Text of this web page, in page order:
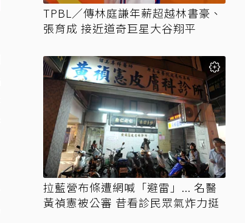
TPBL／傳林庭謙年薪超越林書豪、
張育成 接近道奇巨星大谷翔平
拉藍營布條遭網喊「避雷」... 名醫
黃禎憲被公審 昔看診民眾氣炸力挺